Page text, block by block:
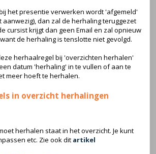
het presentie verwerken wordt 'afgemeld'
aanwezig), dan zal de herhaling teruggezet
cursist krijgt dan geen Email en zal opnieuw
de herhaling is tenslotte niet gevolgd.
herhaalregel bij 'overzichten herhalen'
datum 'herhaling' in te vullen of aan te
meer hoeft te herhalen.
in overzicht herhalingen
herhalen staat in het overzicht. Je kunt
etc. Zie ook dit artikel